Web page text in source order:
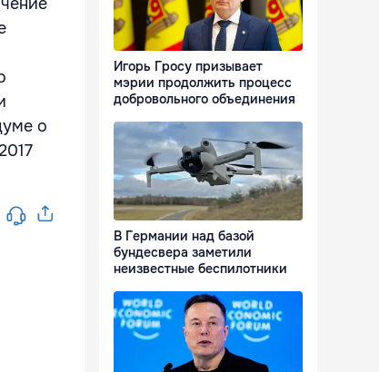
о
Игорь Гросу призывает
мэрии продолжить процесс
добровольного объединения
В Германии над базой
бундесвера заметили
неизвестные беспилотники